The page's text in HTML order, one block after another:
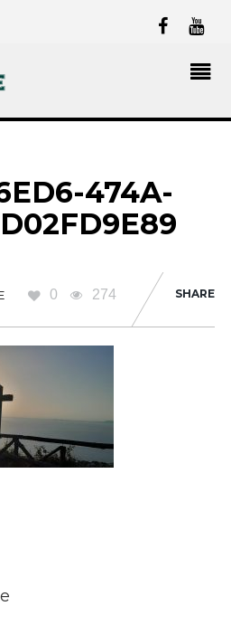
474A-
0 274 SHARE